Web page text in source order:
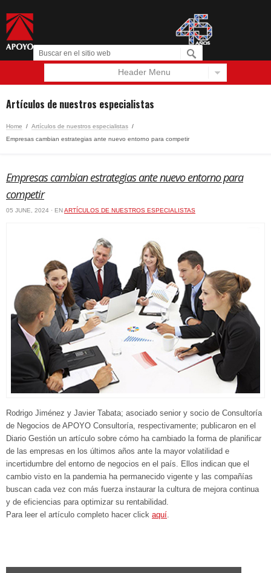
Header Menu
Artículos de nuestros especialistas
Home / Artículos de nuestros especialistas /
Empresas cambian estrategias ante nuevo entorno para competir
Empresas cambian estrategias ante nuevo entorno para
competir
05 JUNE, 2024 · ENARTÍCULOS DE NUESTROS ESPECIALISTAS
Rodrigo Jiménez y Javier Tabata; asociado senior y socio de Consultoría
de Negocios de APOYO Consultoría, respectivamente; publicaron en el
Diario Gestión un artículo sobre cómo ha cambiado la forma de planificar
de las empresas en los últimos años ante la mayor volatilidad e
incertidumbre del entorno de negocios en el país. Ellos indican que el
cambio visto en la pandemia ha permanecido vigente y las compañías
buscan cada vez con más fuerza instaurar la cultura de mejora continua
y de eficiencias para optimizar su rentabilidad.
Para leer el artículo completo hacer click aquí